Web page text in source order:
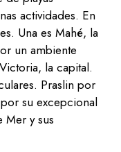
actividades. En
Una es Mahé, la
un ambiente
la capital.
Praslin por
su excepcional
Mer y sus